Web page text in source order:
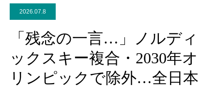
2026.07.8
「残念の一言…」ノルディ
ックスキー複合・2030年オ
リンピックで除外…全日本